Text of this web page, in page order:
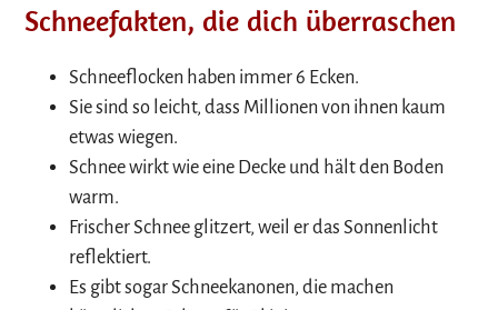
Schneefakten, die dich überraschen
Schneeflocken haben immer 6 Ecken.
Sie sind so leicht, dass Millionen von ihnen kaum
etwas wiegen.
Schnee wirkt wie eine Decke und hält den Boden
warm.
Frischer Schnee glitzert, weil er das Sonnenlicht
reflektiert.
Es gibt sogar Schneekanonen, die machen